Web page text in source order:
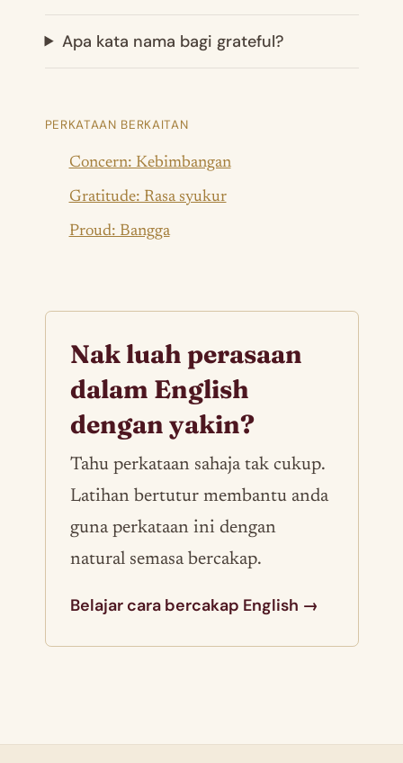
Apa kata nama bagi grateful?
PERKATAAN BERKAITAN
Concern: Kebimbangan
Gratitude: Rasa syukur
Proud: Bangga
Nak luah perasaan
dalam English
dengan yakin?
Tahu perkataan sahaja tak cukup.
Latihan bertutur membantu anda
guna perkataan ini dengan
natural semasa bercakap.
Belajar cara bercakap English →